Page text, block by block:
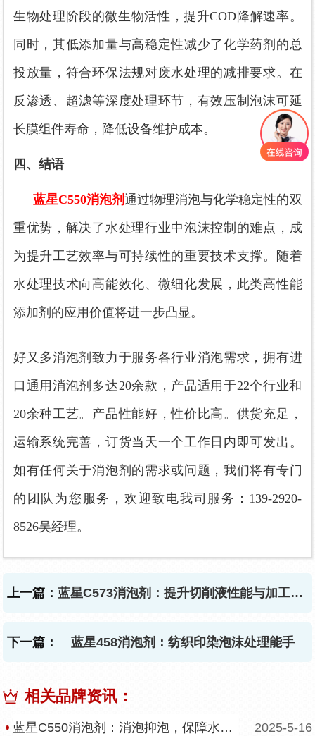
生物处理阶段的微生物活性，提升COD降解速率。
同时，其低添加量与高稳定性减少了化学药剂的总
投放量，符合环保法规对废水处理的减排要求。在
反渗透、超滤等深度处理环节，有效压制泡沫可延
长膜组件寿命，降低设备维护成本。
四、 结语
蓝星C550消泡剂通过物理消泡与化学稳定性的双
重优势，解决了水处理行业中泡沫控制的难点，成
为提升工艺效率与可持续性的重要技术支撑。随着
水处理技术向高能效化、微细化发展，此类高性能
添加剂的应用价值将进一步凸显。
好又多消泡剂致力于服务各行业消泡需求，拥有进
口通用消泡剂多达20余款，产品适用于22个行业和
20余种工艺。产品性能好，性价比高。供货充足，
运输系统完善，订货当天一个工作日内即可发出。
如有任何关于消泡剂的需求或问题，我们将有专门
的团队为您服务，欢迎致电我司服务：139-2920-
8526吴经理。
上一篇： 蓝星C573消泡剂：提升切削液性能与加工效率
下一篇： 蓝星458消泡剂：纺织印染泡沫处理能手
相关品牌资讯：
蓝星C550消泡剂：消泡抑泡，保障水处理稳定运行 2025-5-16